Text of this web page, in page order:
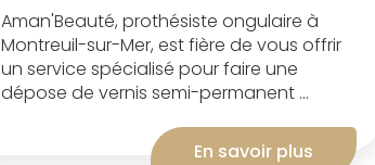
Aman'Beauté, prothésiste ongulaire à
Montreuil-sur-Mer, est fière de vous offrir
un service spécialisé pour faire une
dépose de vernis semi-permanent ...
En savoir plus